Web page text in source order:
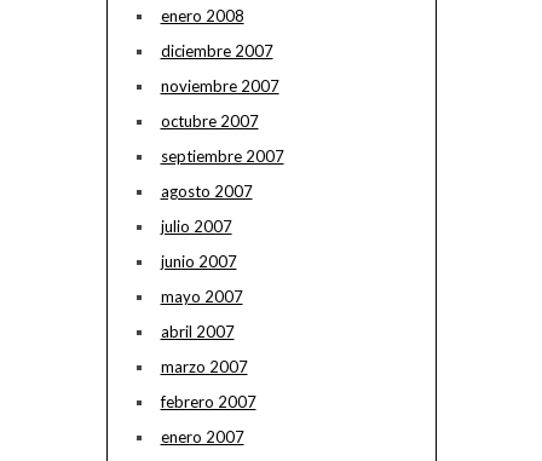
enero 2008
diciembre 2007
noviembre 2007
octubre 2007
septiembre 2007
agosto 2007
julio 2007
junio 2007
mayo 2007
abril 2007
marzo 2007
febrero 2007
enero 2007